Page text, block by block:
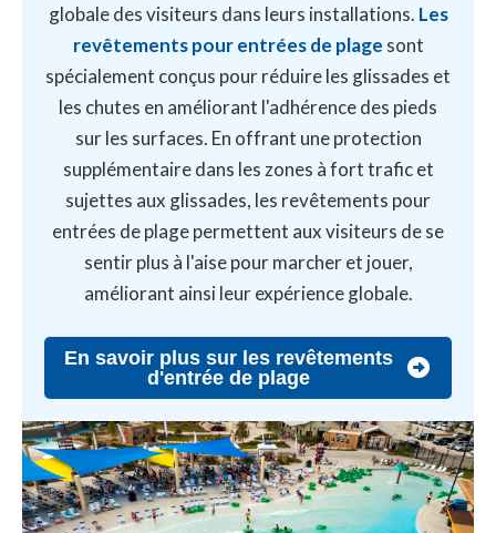
globale des visiteurs dans leurs installations. Les
revêtements pour entrées de plage sont
spécialement conçus pour réduire les glissades et
les chutes en améliorant l'adhérence des pieds
sur les surfaces. En offrant une protection
supplémentaire dans les zones à fort trafic et
sujettes aux glissades, les revêtements pour
entrées de plage permettent aux visiteurs de se
sentir plus à l'aise pour marcher et jouer,
améliorant ainsi leur expérience globale.
En savoir plus sur les revêtements
d'entrée de plage